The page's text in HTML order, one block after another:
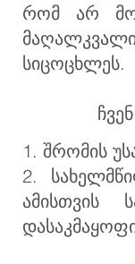
რომ არ
სიცოცხლეს.
ჩვენ
1. შრომის
2.
ამისთვის